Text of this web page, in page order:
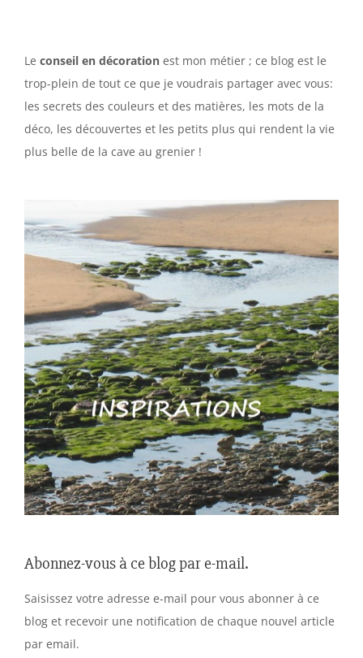
Le conseil en décoration est mon métier ; ce blog est le
trop-plein de tout ce que je voudrais partager avec vous:
les secrets des couleurs et des matières, les mots de la
déco, les découvertes et les petits plus qui rendent la vie
plus belle de la cave au grenier !
Abonnez-vous à ce blog par e-mail.
Saisissez votre adresse e-mail pour vous abonner à ce
blog et recevoir une notification de chaque nouvel article
par email.